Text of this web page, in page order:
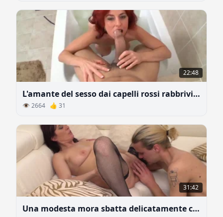
22:48
L'amante del sesso dai capelli rossi rabbrividisce sotto i colpi di un cazzo storto
👁 2664 👍 31
31:42
Una modesta mora sbatta delicatamente con una giovane biondo